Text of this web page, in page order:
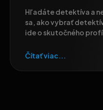
Hľadáte detektíva a
sa, ako vybrať
ide o skutočného
Čítať viac...